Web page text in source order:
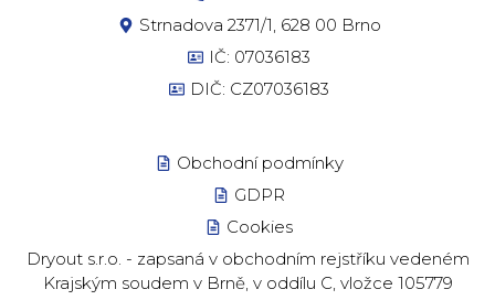
Strnadova 2371/1, 628 00 Brno
IČ: 07036183
DIČ: CZ07036183
Obchodní podmínky
GDPR
Cookies
Dryout s.r.o. - zapsaná v obchodním rejstříku vedeném
Krajským soudem v Brně, v oddílu C, vložce 105779